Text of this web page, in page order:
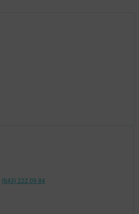
(843) 222 09 84